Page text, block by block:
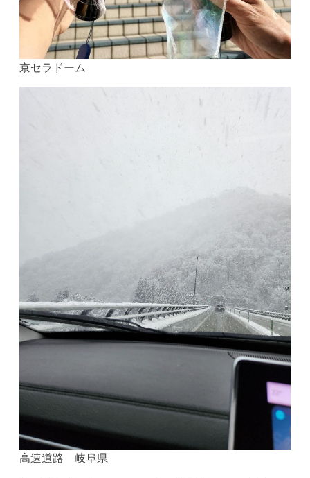
京セラドーム
高速道路 岐阜県